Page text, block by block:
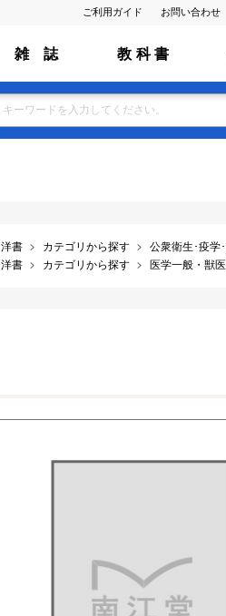
ご利用ガイド お問い合わせ
雑 誌 教 科 書
洋書 カテゴリから探す 公衆衛生･疫学
洋書 カテゴリから探す 医学一般・獣